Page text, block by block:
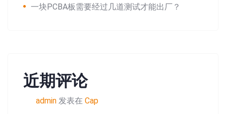
一块PCBA板需要经过几道测试才能出厂？
近期评论
admin 发表在 Cap